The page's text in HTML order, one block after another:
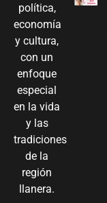
política,
economía
y cultura,
con un
enfoque
especial
en la vida
y las
tradiciones
de la
región
llanera.